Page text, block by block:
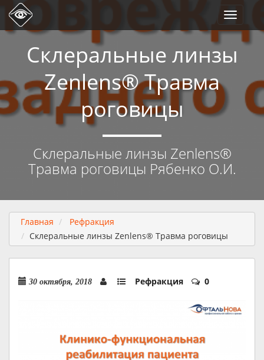
Склеральные линзы
Zenlens® Травма
роговицы
Склеральные линзы Zenlens®
Травма роговицы Рябенко О.И.
Toggle
Главная
Рефракция
Склеральные линзы Zenlens® Травма роговицы
30 октября, 2018 Рефракция 0